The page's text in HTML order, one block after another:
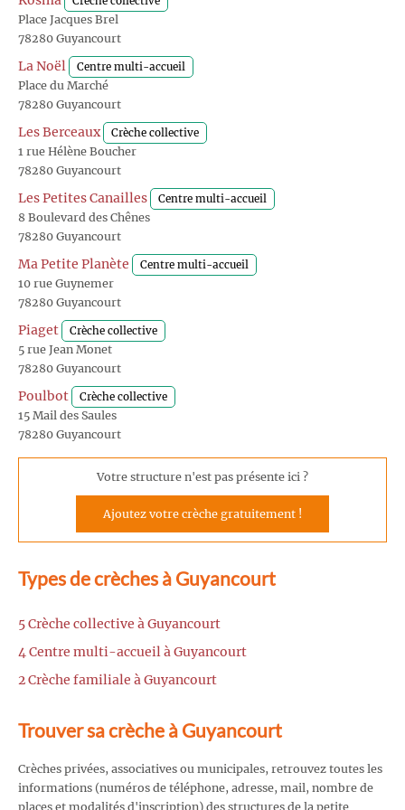
Place Jacques Brel
78280 Guyancourt
La Noël Centre multi-accueil
Place du Marché
78280 Guyancourt
Les Berceaux Crèche collective
1 rue Hélène Boucher
78280 Guyancourt
Les Petites Canailles Centre multi-accueil
8 Boulevard des Chênes
78280 Guyancourt
Ma Petite Planète Centre multi-accueil
10 rue Guynemer
78280 Guyancourt
Piaget Crèche collective
5 rue Jean Monet
78280 Guyancourt
Poulbot Crèche collective
15 Mail des Saules
78280 Guyancourt
Votre structure n'est pas présente ici ?
Ajoutez votre crèche gratuitement !
Types de crèches à Guyancourt
5 Crèche collective à Guyancourt
4 Centre multi-accueil à Guyancourt
2 Crèche familiale à Guyancourt
Trouver sa crèche à Guyancourt
Crèches privées, associatives ou municipales, retrouvez toutes les
informations (numéros de téléphone, adresse, mail, nombre de
places et modalités d'inscription) des structures de la petite